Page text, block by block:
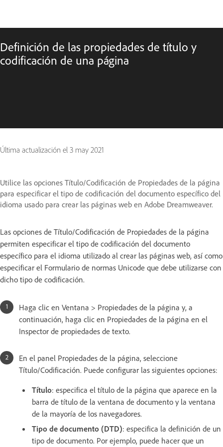
Definición de las propiedades de título y
codificación de una página
Última actualización el 3 may 2021
Utilice las opciones Título/Codificación de Propiedades de la página
para especificar el tipo de codificación del documento específico del
idioma usado para crear las páginas web en Adobe Dreamweaver.
Las opciones de Título/Codificación de Propiedades de la página
permiten especificar el tipo de codificación del documento
específico para el idioma utilizado al crear las páginas web, así como
especificar el Formulario de normas Unicode que debe utilizarse con
dicho tipo de codificación.
Haga clic en Ventana > Propiedades de la página y, a
continuación, haga clic en Propiedades de la página en el
Inspector de propiedades de texto.
En el panel Propiedades de la página, seleccione
Título/Codificación. Puede configurar las siguientes opciones:
Título: especifica el título de la página que aparece en la
barra de título de la ventana de documento y la ventana
de la mayoría de los navegadores.
Tipo de documento (DTD): especifica la definición de un
tipo de documento. Por ejemplo, puede hacer que un